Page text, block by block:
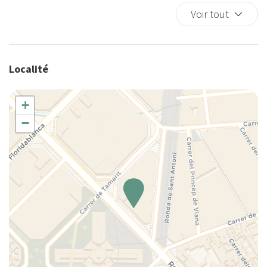
Four à microondes
Grille-pain
Internet sans fil
Lampe
Lave-linge
Lave-linge/sèche-linge
Les essentiels
Linge de lit
Lit de camp Enfant
Lit simple
Longs séjours acceptés
Ménage inclus
Voir tout
Localité
+
−